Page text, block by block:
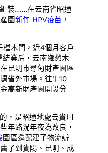
裝……在云南省昭通
園新竹 HPV疫苗 ，
樘木門，近4個月客戶
結業后，云南鄉愁木
昆明市尋甸財產園區
省外市場。往年10
高新財產園開設分
，是昭通地處云貴川
年路況年夜為改良，
園區還配建了物流辦
了到貴陽、昆明、成